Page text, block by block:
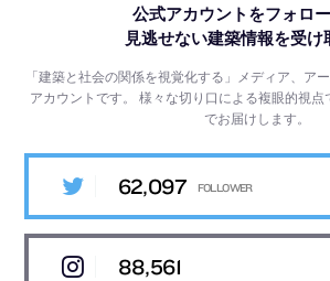
公式アカウントをフォロー
見逃せない建築情報を受け
「建築と社会の関係を視覚化する」メディア、ア
アカウントです。様々な切り口による複眼的視
でお届けします。
62,097
88,561